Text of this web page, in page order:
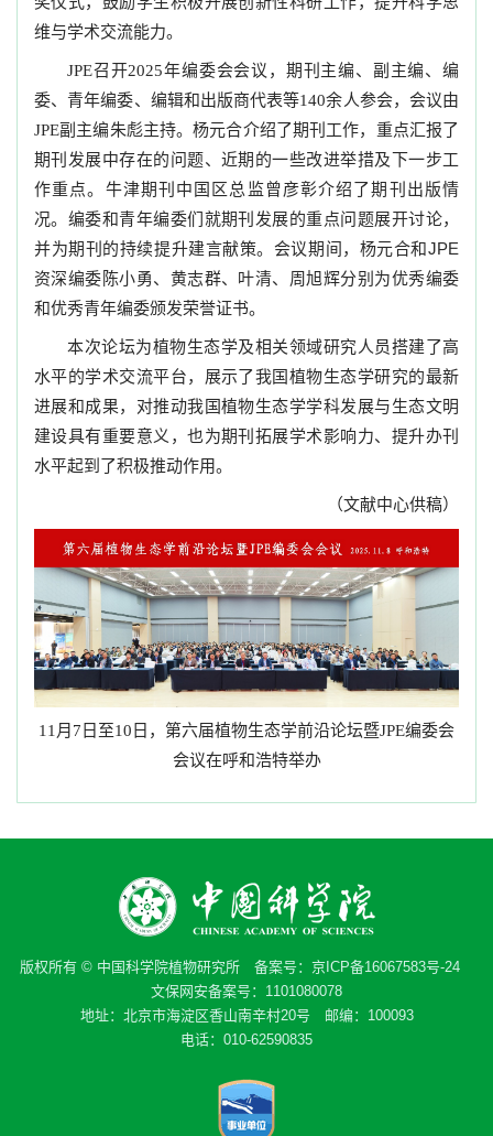
维与学术交流能力。
JPE召开2025年编委会会议，期刊主编、副主编、编
委、青年编委、编辑和出版商代表等140余人参会，会议由
JPE副主编朱彪主持。杨元合介绍了期刊工作，重点汇报了
期刊发展中存在的问题、近期的一些改进举措及下一步工
作重点。牛津期刊中国区总监曾彦彰介绍了期刊出版情
况。编委和青年编委们就期刊发展的重点问题展开讨论，
并为期刊的持续提升建言献策。会议期间，杨元合和JPE
资深编委陈小勇、黄志群、叶清、周旭辉分别为优秀编委
和优秀青年编委颁发荣誉证书。
本次论坛为植物生态学及相关领域研究人员搭建了高
水平的学术交流平台，展示了我国植物生态学研究的最新
进展和成果，对推动我国植物生态学学科发展与生态文明
建设具有重要意义，也为期刊拓展学术影响力、提升办刊
水平起到了积极推动作用。
（文献中心供稿）
11 月 7 日至10 日，第六届植物生态学前沿论坛暨JPE编委会
会议在呼和浩特举办
版权所有 © 中国科学院植物研究所 备案号： 京ICP备16067583号-24
文保网安备案号：1101080078
地址：北京市海淀区香山南辛村20号 邮编：100093
电话：010-62590835